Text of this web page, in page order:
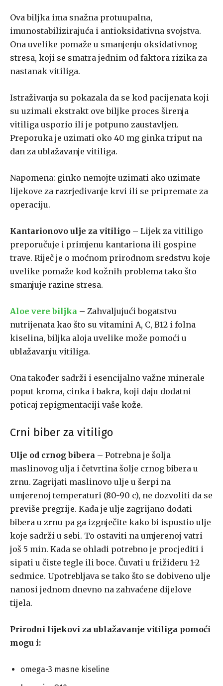
Ova biljka ima snažna protuupalna,
imunostabilizirajuća i antioksidativna svojstva.
Ona uvelike pomaže u smanjenju oksidativnog
stresa, koji se smatra jednim od faktora rizika za
nastanak vitiliga.
Istraživanja su pokazala da se kod pacijenata koji
su uzimali ekstrakt ove biljke proces širenja
vitiliga usporio ili je potpuno zaustavljen.
Preporuka je uzimati oko 40 mg ginka triput na
dan za ublažavanje vitiliga.
Napomena: ginko nemojte uzimati ako uzimate
lijekove za razrjeđivanje krvi ili se pripremate za
operaciju.
Kantarionovo ulje za vitiligo – Lijek za vitiligo
preporučuje i primjenu kantariona ili gospine
trave. Riječ je o moćnom prirodnom sredstvu koje
uvelike pomaže kod kožnih problema tako što
smanjuje razine stresa.
Aloe vere biljka – Zahvaljujući bogatstvu
nutrijenata kao što su vitamini A, C, B12 i folna
kiselina, biljka aloja uvelike može pomoći u
ublažavanju vitiliga.
Ona također sadrži i esencijalno važne minerale
poput kroma, cinka i bakra, koji daju dodatni
poticaj repigmentaciji vaše kože.
Crni biber za vitiligo
Ulje od crnog bibera – Potrebna je šolja
maslinovog ulja i četvrtina šolje crnog bibera u
zrnu. Zagrijati maslinovo ulje u šerpi na
umjerenoj temperaturi (80-90 c), ne dozvoliti da se
previše pregrije. Kada je ulje zagrijano dodati
bibera u zrnu pa ga izgnječite kako bi ispustio ulje
koje sadrži u sebi. To ostaviti na umjerenoj vatri
još 5 min. Kada se ohladi potrebno je procjediti i
sipati u čiste tegle ili boce. Čuvati u frižideru 1-2
sedmice. Upotrebljava se tako što se dobiveno ulje
nanosi jednom dnevno na zahvaćene dijelove
tijela.
Prirodni lijekovi za ublažavanje vitiliga pomoći
mogu i:
omega-3 masne kiseline